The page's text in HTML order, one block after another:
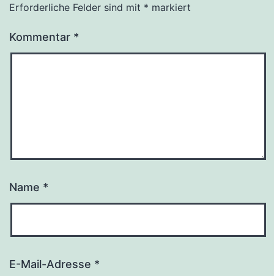
Erforderliche Felder sind mit * markiert
Kommentar *
Name *
E-Mail-Adresse *